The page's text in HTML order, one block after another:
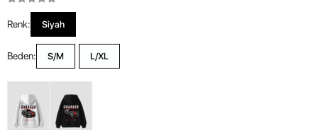
Renk: Siyah
Beden: S/M L/XL